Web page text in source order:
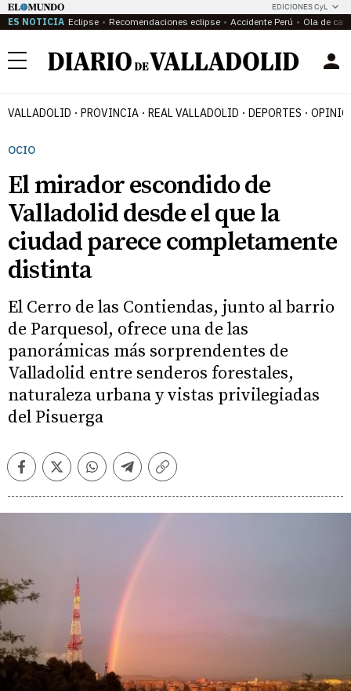
EDICIONES CyL
ES NOTICIA Eclipse Recomendaciones eclipse Accidente Perú Ola de
Menú
VALLADOLID PROVINCIA REAL VALLADOLID DEPORTES
OCIO
El mirador escondido de
Valladolid desde el que la
ciudad parece completamente
distinta
El Cerro de las Contiendas, junto al barrio
de Parquesol, ofrece una de las
panorámicas más sorprendentes de
Valladolid entre senderos forestales,
naturaleza urbana y vistas privilegiadas
del Pisuerga
FacebookTwitterWhatsappTelegramCopiar